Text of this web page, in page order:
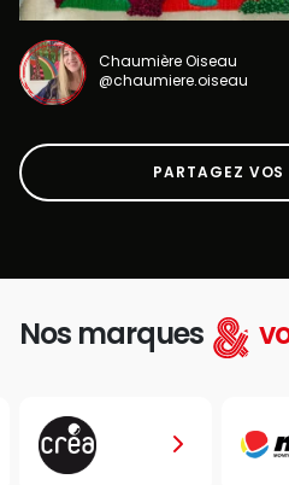
Chaumière Oiseau
@chaumiere.oiseau
PARTAGEZ VOS
Nos marques